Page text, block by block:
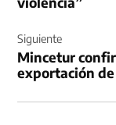
Siguiente
Mincetur
exportación de